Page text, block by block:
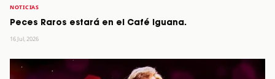
NOTICIAS
Peces Raros estará en el Café Iguana.
16 Jul, 2026